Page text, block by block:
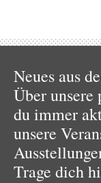
Neues aus
Über
du immer
unsere
Trage dich